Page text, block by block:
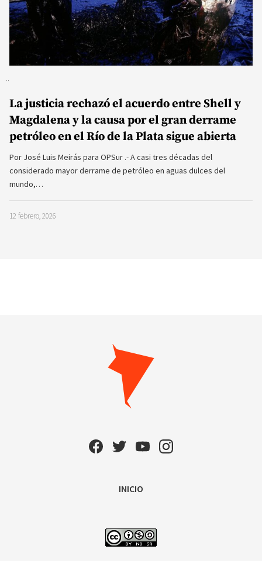
La justicia rechazó el acuerdo entre Shell y
Magdalena y la causa por el gran derrame
petróleo en el Río de la Plata sigue abierta
Por José Luis Meirás para OPSur .- A casi tres décadas del
considerado mayor derrame de petróleo en aguas dulces del
mundo,…
12 febrero, 2026
INICIO